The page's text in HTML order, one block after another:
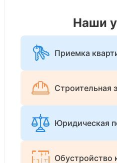
Наши
Приемка
Строительная
Юридическая
Обустройство